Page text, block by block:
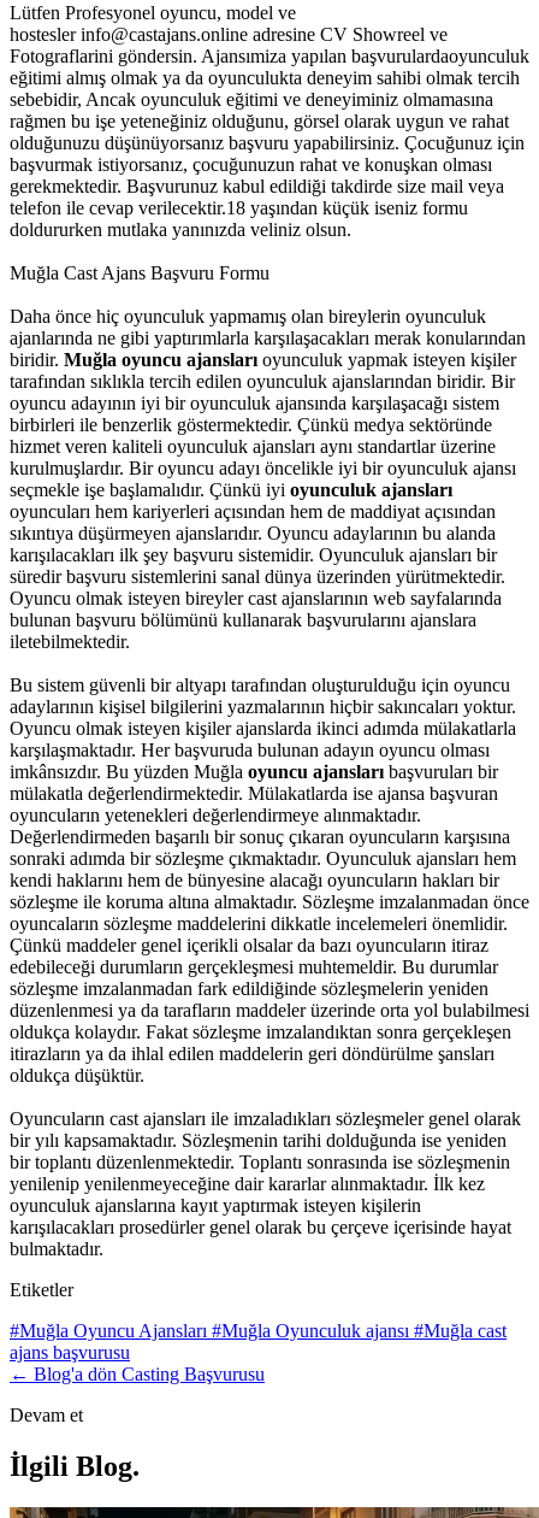
Lütfen Profesyonel oyuncu, model ve
hostesler info@castajans.online adresine CV Showreel ve
Fotograflarini göndersin. Ajansımiza yapılan başvurulardaoyunculuk
eğitimi almış olmak ya da oyunculukta deneyim sahibi olmak tercih
sebebidir, Ancak oyunculuk eğitimi ve deneyiminiz olmamasına
rağmen bu işe yeteneğiniz olduğunu, görsel olarak uygun ve rahat
olduğunuzu düşünüyorsanız başvuru yapabilirsiniz. Çocuğunuz için
başvurmak istiyorsanız, çocuğunuzun rahat ve konuşkan olması
gerekmektedir. Başvurunuz kabul edildiği takdirde size mail veya
telefon ile cevap verilecektir.18 yaşından küçük iseniz formu
doldururken mutlaka yanınızda veliniz olsun.
Muğla Cast Ajans Başvuru Formu
Daha önce hiç oyunculuk yapmamış olan bireylerin oyunculuk
ajanlarında ne gibi yaptırımlarla karşılaşacakları merak konularından
biridir. Muğla oyuncu ajansları oyunculuk yapmak isteyen kişiler
tarafından sıklıkla tercih edilen oyunculuk ajanslarından biridir. Bir
oyuncu adayının iyi bir oyunculuk ajansında karşılaşacağı sistem
birbirleri ile benzerlik göstermektedir. Çünkü medya sektöründe
hizmet veren kaliteli oyunculuk ajansları aynı standartlar üzerine
kurulmuşlardır. Bir oyuncu adayı öncelikle iyi bir oyunculuk ajansı
seçmekle işe başlamalıdır. Çünkü iyi oyunculuk ajansları
oyuncuları hem kariyerleri açısından hem de maddiyat açısından
sıkıntıya düşürmeyen ajanslarıdır. Oyuncu adaylarının bu alanda
karışılacakları ilk şey başvuru sistemidir. Oyunculuk ajansları bir
süredir başvuru sistemlerini sanal dünya üzerinden yürütmektedir.
Oyuncu olmak isteyen bireyler cast ajanslarının web sayfalarında
bulunan başvuru bölümünü kullanarak başvurularını ajanslara
iletebilmektedir.
Bu sistem güvenli bir altyapı tarafından oluşturulduğu için oyuncu
adaylarının kişisel bilgilerini yazmalarının hiçbir sakıncaları yoktur.
Oyuncu olmak isteyen kişiler ajanslarda ikinci adımda mülakatlarla
karşılaşmaktadır. Her başvuruda bulunan adayın oyuncu olması
imkânsızdır. Bu yüzden Muğla oyuncu ajansları başvuruları bir
mülakatla değerlendirmektedir. Mülakatlarda ise ajansa başvuran
oyuncuların yetenekleri değerlendirmeye alınmaktadır.
Değerlendirmeden başarılı bir sonuç çıkaran oyuncuların karşısına
sonraki adımda bir sözleşme çıkmaktadır. Oyunculuk ajansları hem
kendi haklarını hem de bünyesine alacağı oyuncuların hakları bir
sözleşme ile koruma altına almaktadır. Sözleşme imzalanmadan önce
oyuncaların sözleşme maddelerini dikkatle incelemeleri önemlidir.
Çünkü maddeler genel içerikli olsalar da bazı oyuncuların itiraz
edebileceği durumların gerçekleşmesi muhtemeldir. Bu durumlar
sözleşme imzalanmadan fark edildiğinde sözleşmelerin yeniden
düzenlenmesi ya da tarafların maddeler üzerinde orta yol bulabilmesi
oldukça kolaydır. Fakat sözleşme imzalandıktan sonra gerçekleşen
itirazların ya da ihlal edilen maddelerin geri döndürülme şansları
oldukça düşüktür.
Oyuncuların cast ajansları ile imzaladıkları sözleşmeler genel olarak
bir yılı kapsamaktadır. Sözleşmenin tarihi dolduğunda ise yeniden
bir toplantı düzenlenmektedir. Toplantı sonrasında ise sözleşmenin
yenilenip yenilenmeyeceğine dair kararlar alınmaktadır. İlk kez
oyunculuk ajanslarına kayıt yaptırmak isteyen kişilerin
karışılacakları prosedürler genel olarak bu çerçeve içerisinde hayat
bulmaktadır.
Etiketler
#Muğla Oyuncu Ajansları #Muğla Oyunculuk ajansı #Muğla cast
ajans başvurusu
← Blog'a dön Casting Başvurusu
Devam et
İlgili Blog.